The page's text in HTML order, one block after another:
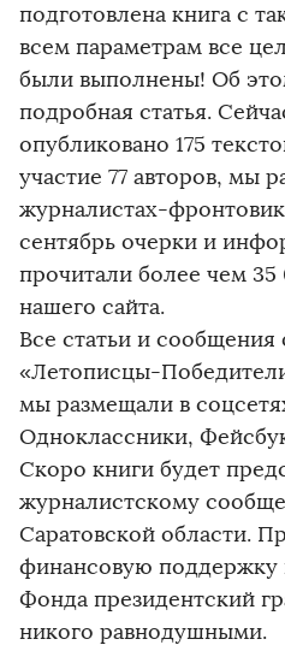
подготовлена книга с
всем параметрам все
были выполнены! Об
подробная статья.
опубликовано 175
участие 77 авторов, мы
журналистах-
сентябрь очерки и
прочитали более чем 35
нашего сайта.
Все статьи и сообщения
«Летописцы-
мы размещали в
Одноклассники,
Скоро книги будет
журналистскому
Саратовской области.
финансовую поддержку
Фонда президентский
никого равнодушными.